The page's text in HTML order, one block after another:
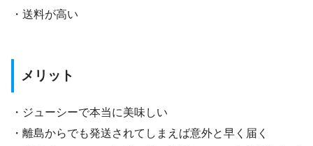
・送料が高い
メリット
・ジューシーで本当に美味しい
・離島からでも発送されてしまえば意外と早く届く